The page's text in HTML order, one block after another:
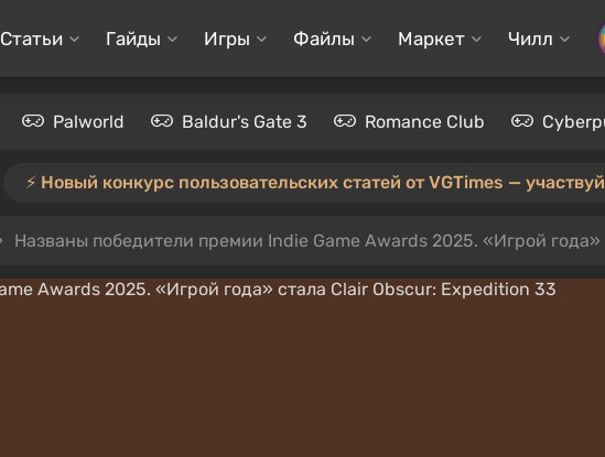
Статьи Гайды Игры Файлы Маркет Чилл
Palworld Baldur's Gate 3 Romance Club
⚡️ Новый конкурс пользовательских статей от VGTimes —
Названы победители премии Indie Game Awards 2025. «Игрой